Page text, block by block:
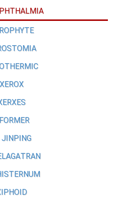
XEROX